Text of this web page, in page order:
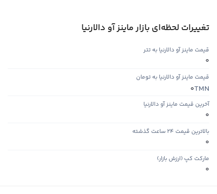
تغییرات لحظه‌ای بازار ماینز آو دالارنیا
قیمت ماینز آو دالارنیا به تتر
0
قیمت ماینز آو دالارنیا به تومان
TMN
0
آخرین قیمت ماینز آو دالارنیا
0
بالاترین قیمت ۲۴ ساعت گذشته
0
مارکت کپ (ارزش بازار)
0